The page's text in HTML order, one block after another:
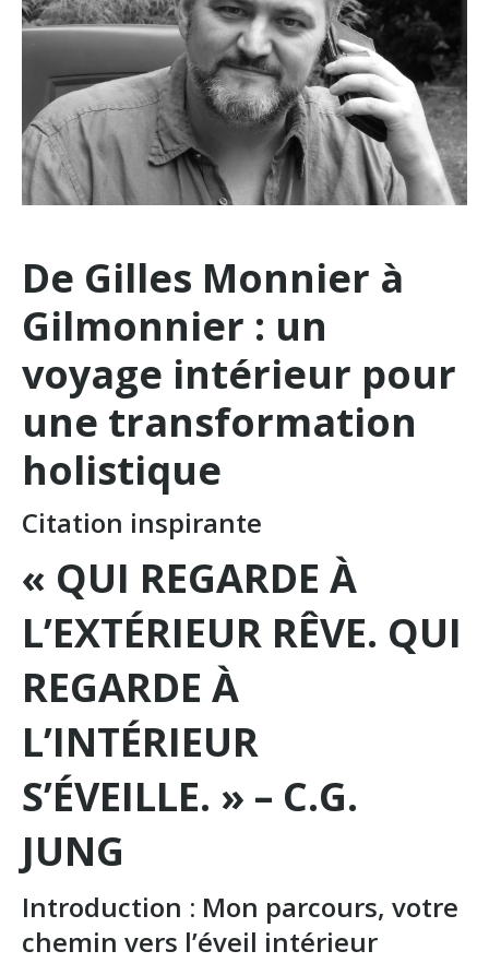
De Gilles Monnier à
Gilmonnier : un
voyage intérieur pour
une transformation
holistique
Citation inspirante
« QUI REGARDE À
L’EXTÉRIEUR RÊVE. QUI
REGARDE À
L’INTÉRIEUR
S’ÉVEILLE. » – C.G.
JUNG
Introduction : Mon parcours, votre
chemin vers l’éveil intérieur